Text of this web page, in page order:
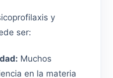
y
ser:
Muchos
en la materia